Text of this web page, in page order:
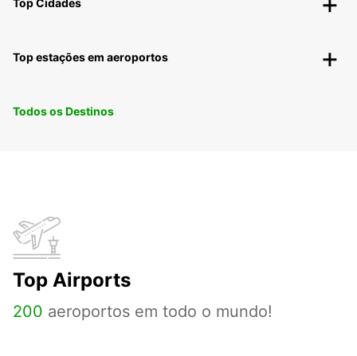
Top Cidades
Top estações em aeroportos
Todos os Destinos
Top Airports
200 aeroportos em todo o mundo!